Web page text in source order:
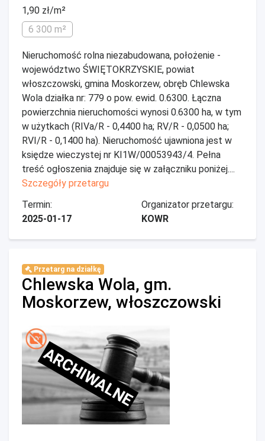
1,90 zł/m²
6 300 m²
Nieruchomość rolna niezabudowana, położenie -
województwo ŚWIĘTOKRZYSKIE, powiat
włoszczowski, gmina Moskorzew, obręb Chlewska
Wola działka nr: 779 o pow. ewid. 0.6300. Łączna
powierzchnia nieruchomości wynosi 0.6300 ha, w tym
w użytkach (RIVa/R - 0,4400 ha; RV/R - 0,0500 ha;
RVI/R - 0,1400 ha). Nieruchomość ujawniona jest w
księdze wieczystej nr KI1W/00053943/4. Pełna
treść ogłoszenia znajduje się w załączniku poniżej....
Szczegóły przetargu
Termin:
2025-01-17
Organizator przetargu:
KOWR
Przetarg na działkę
Chlewska Wola, gm.
Moskorzew, włoszczowski
ARCHIWALNE